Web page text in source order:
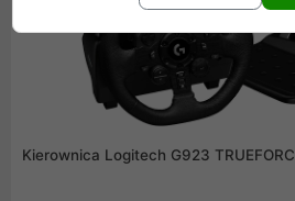
Kierownica Logitech G923